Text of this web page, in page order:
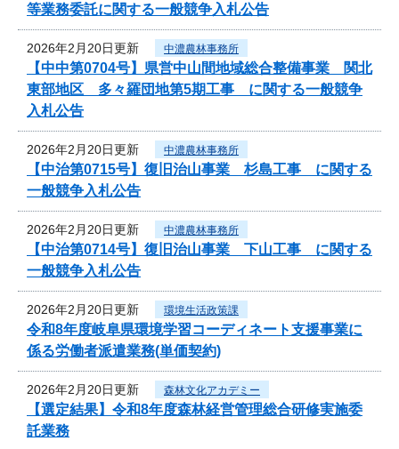
等業務委託に関する一般競争入札公告
2026年2月20日更新 中濃農林事務所
【中中第0704号】県営中山間地域総合整備事業 関北
東部地区 多々羅団地第5期工事 に関する一般競争
入札公告
2026年2月20日更新 中濃農林事務所
【中治第0715号】復旧治山事業 杉島工事 に関する
一般競争入札公告
2026年2月20日更新 中濃農林事務所
【中治第0714号】復旧治山事業 下山工事 に関する
一般競争入札公告
2026年2月20日更新 環境生活政策課
令和8年度岐阜県環境学習コーディネート支援事業に
係る労働者派遣業務(単価契約)
2026年2月20日更新 森林文化アカデミー
【選定結果】令和8年度森林経営管理総合研修実施委
託業務